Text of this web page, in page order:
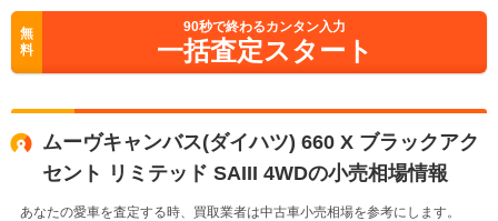
無
料
90秒で終わるカンタン入力
一括査定スタート
ムーヴキャンバス(ダイハツ) 660 X ブラックアク
セント リミテッド SAIII 4WDの小売相場情報
あなたの愛車を査定する時、買取業者は中古車小売相場を参考にします。